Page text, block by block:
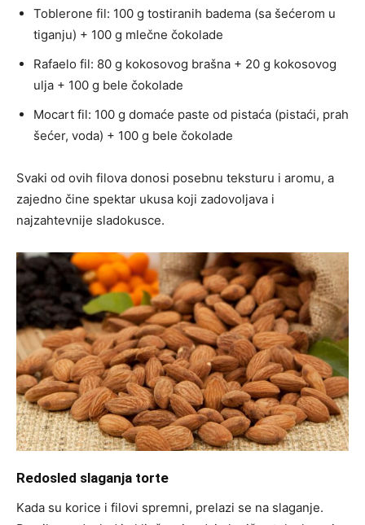
Toblerone fil: 100 g tostiranih badema (sa šećerom u
tiganju) + 100 g mlečne čokolade
Rafaelo fil: 80 g kokosovog brašna + 20 g kokosovog
ulja + 100 g bele čokolade
Mocart fil: 100 g domaće paste od pistaća (pistaći, prah
šećer, voda) + 100 g bele čokolade
Svaki od ovih filova donosi posebnu teksturu i aromu, a
zajedno čine spektar ukusa koji zadovoljava i
najzahtevnije sladokusce.
Redosled slaganja torte
Kada su korice i filovi spremni, prelazi se na slaganje.